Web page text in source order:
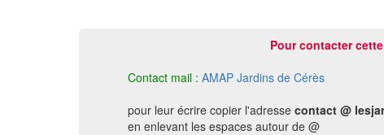
Pour contacter
Contact mail : AMAP Jardins de Cérès
pour leur écrire copier l'adresse contact @
en enlevant les espaces autour de @